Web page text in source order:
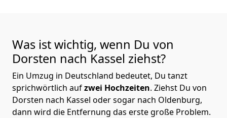
Was ist wichtig, wenn Du von
Dorsten nach Kassel ziehst?
Ein Umzug in Deutschland bedeutet, Du tanzt
sprichwörtlich aufzwei Hochzeiten. Ziehst Du von
Dorsten nach Kassel oder sogar nach Oldenburg,
dann wird die Entfernung das erste große Problem.